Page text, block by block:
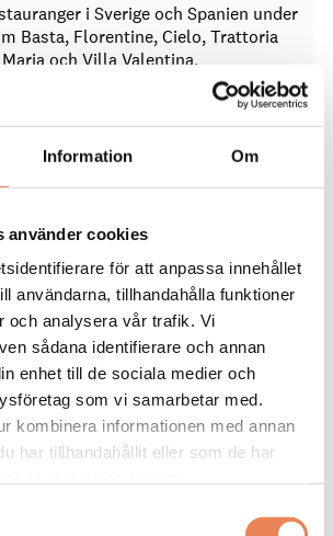
Information Om
använder cookies
för att anpassa innehållet
användarna, tillhandahålla funktioner
och analysera vår trafik. Vi
sådana identifierare och annan
enhet till de sociala medier och
som vi samarbetar med.
kombinera informationen med annan
har tillhandahållit eller som de har
i Sverige och Spanien under
Basta, Florentine, Cielo, Trattoria
och Villa Valentina.
miljoner gäster årligen med hjälp av
GROUP